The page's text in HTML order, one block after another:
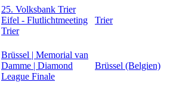
25. Volksbank Trier
Eifel - Flutlichtmeeting
Trier
Trier
Brüssel | Memorial van
Damme | Diamond
League Finale
Brüssel (Belgien)